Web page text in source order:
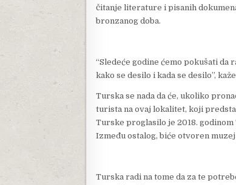
čitanje literature i pisanih
bronzanog doba.
“Sledeće godine ćemo pokušati da
kako se desilo i kada se desilo”,
Turska se nada da će, ukoliko
turista na ovaj lokalitet, koji
Turske proglasilo je 2018.
Između ostalog, biće otvoren
Turska radi na tome da za te